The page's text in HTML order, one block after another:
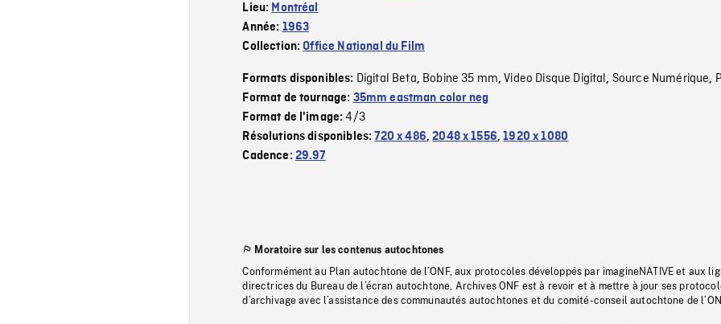
Lieu: Montréal
Année: 1963
Collection:Office National du Film
Formats disponibles: Digital Beta, Bobine 35 mm,Video Disque Digital, Source Numérique,
Format de tournage: 35mm eastman color neg
Format de l'image:4/3
Résolutions disponibles:720 x 486,2048 x 1556,1920 x 1080
Cadence: 29.97
Moratoire sur les contenus autochtones
Conformément au Plan autochtone de l’ONF, aux protocoles développés par imagineNATIVE et aux
directrices du Bureau de l’écran autochtone, Archives ONF est à revoir et à mettre à jour ses
d’archivage avec l’assistance des communautés autochtones et du comité-conseil autochtone de